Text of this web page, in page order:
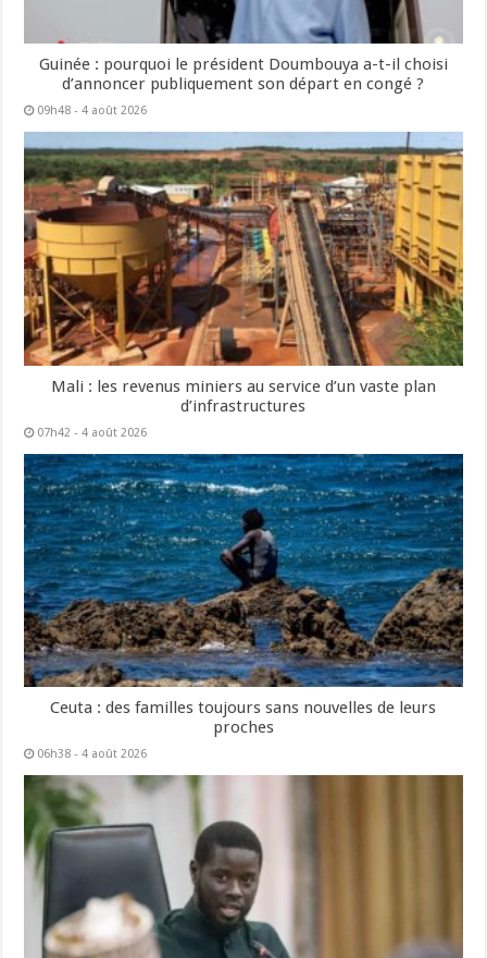
Guinée : pourquoi le président Doumbouya a-t-il choisi
d’annoncer publiquement son départ en congé ?
09h48 - 4 août 2026
Mali : les revenus miniers au service d’un vaste plan
d’infrastructures
07h42 - 4 août 2026
Ceuta : des familles toujours sans nouvelles de leurs
proches
06h38 - 4 août 2026